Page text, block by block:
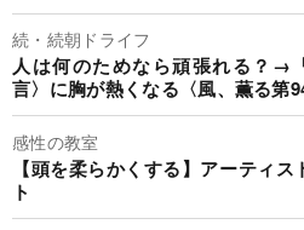
続・続朝ドライフ
人は何のためなら頑張れる？→
言〉に胸が熱くなる〈風、薫る第
感性の教室
【頭を柔らかくする】アーティ
ト